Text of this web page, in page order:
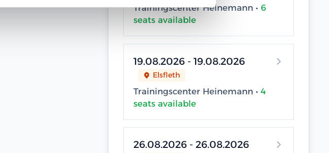
Trainingscenter Heinemann • 6
seats available
19.08.2026 - 19.08.2026
Elsfleth
Trainingscenter Heinemann • 4
seats available
26.08.2026 - 26.08.2026